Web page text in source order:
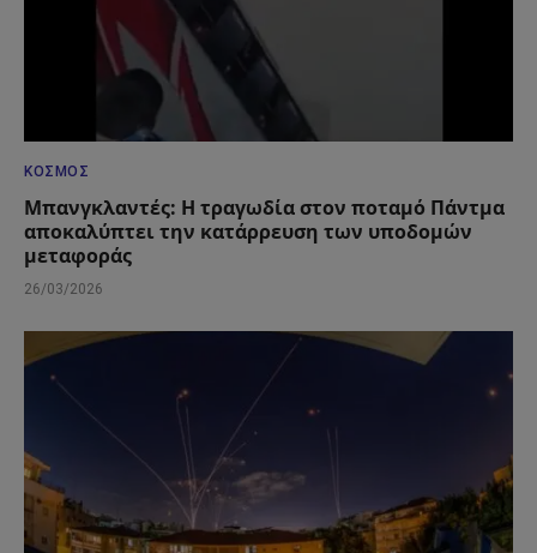
ΚΌΣΜΟΣ
Μπανγκλαντές: Η τραγωδία στον ποταμό Πάντμα
αποκαλύπτει την κατάρρευση των υποδομών
μεταφοράς
26/03/2026